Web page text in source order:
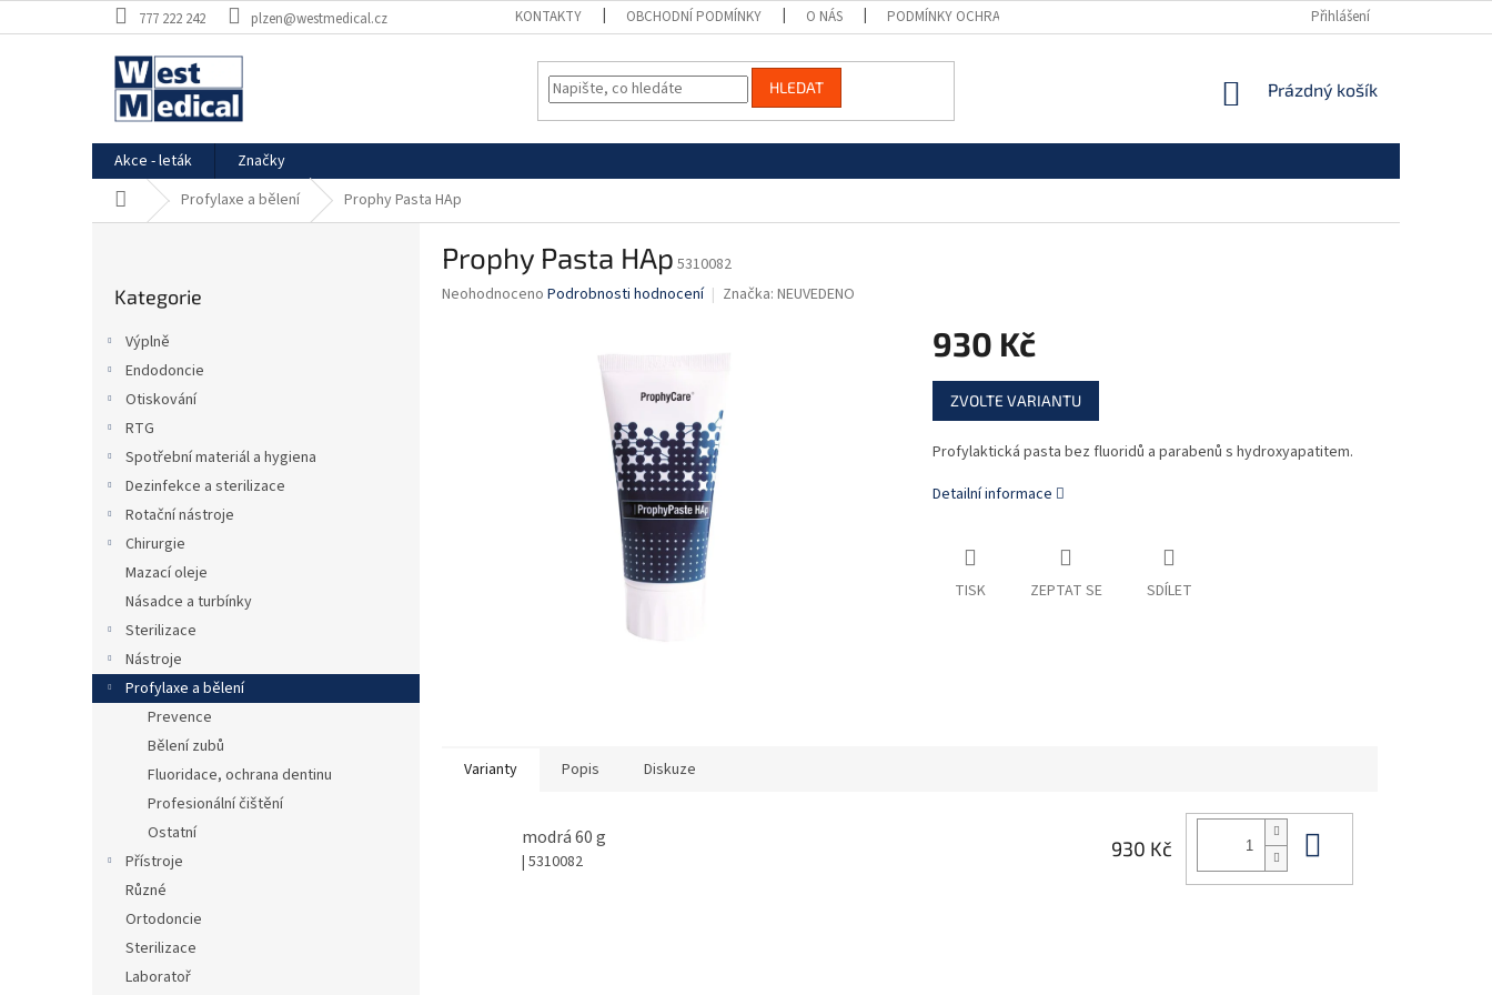
na
777 222 242 plzen@westmedical.cz KONTAKTY OBCHODNÍ PODMÍNKY O NÁS PODMÍNKY OCHRANY OSOBNÍCH ÚDAJŮ Přihlášení
HLEDAT
NÁKUPNÍ
Prázdný košík
Akce - leták
Značky
Domů Profylaxe a bělení Prophy Pasta HAp
kategorie
Kategorie
Výplně
Endodoncie
Otiskování
RTG
Spotřební materiál a hygiena
Dezinfekce a sterilizace
Rotační nástroje
Chirurgie
Mazací oleje
Násadce a turbínky
Sterilizace
Nástroje
Profylaxe a bělení
Prevence
Bělení zubů
Fluoridace, ochrana dentinu
Profesionální čištění
Ostatní
Přístroje
Různé
Ortodoncie
Sterilizace
Laboratoř
Prophy Pasta HAp 5310082
Průměrné
Neohodnoceno Podrobnosti hodnocení Značka: NEUVEDENO
930 Kč
Měrná
cena:
ZVOLTE VARIANTU
Profylaktická pasta bez fluoridů a parabenů s hydroxyapatitem.
Detailní informace
TISK ZEPTAT SE SDÍLET
Varianty Popis Diskuze
modrá 60 g
| 5310082
930 Kč